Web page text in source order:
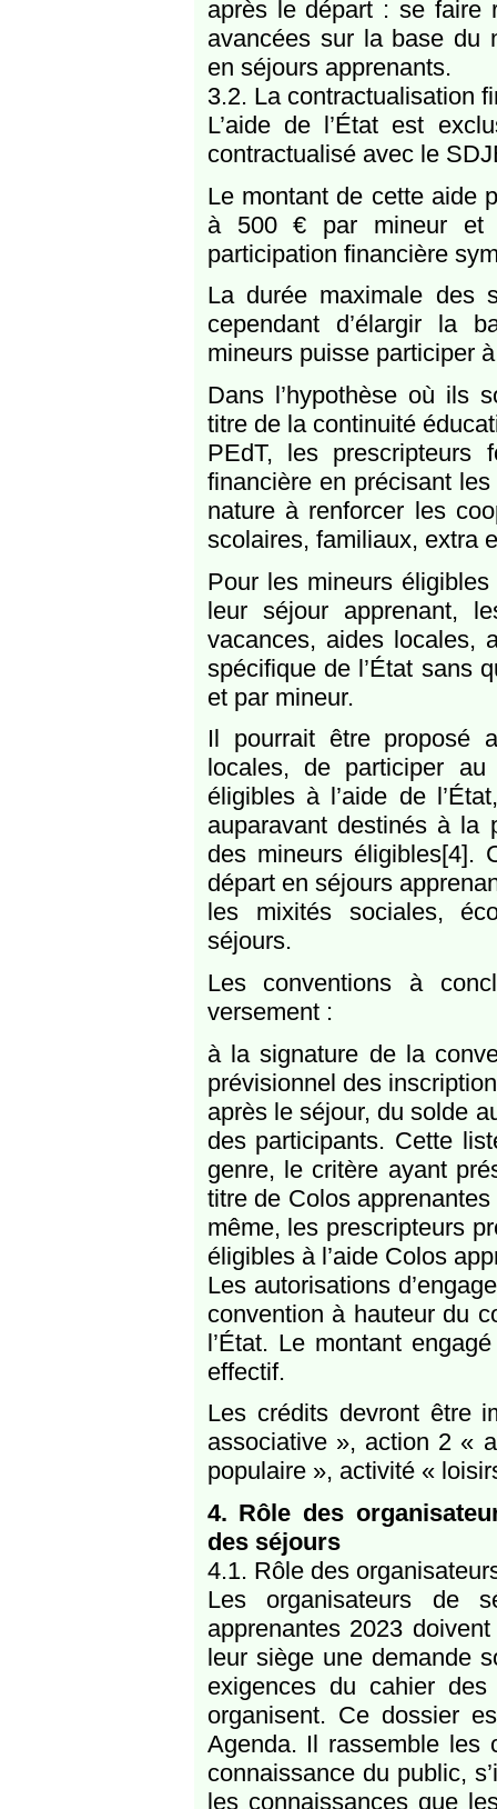
après le départ : se faire
avancées sur la base du
en séjours apprenants.
3.2. La contractualisation
L’aide de l’État est
contractualisé avec le
Le montant de cette aide
à 500 € par mineur et
participation financière
La durée maximale des
cependant d’élargir la
mineurs puisse participer
Dans l’hypothèse où ils
titre de la continuité
PEdT, les prescripteurs
financière en précisant
nature à renforcer les
scolaires, familiaux, extra
Pour les mineurs
leur séjour apprenant,
vacances, aides locales,
spécifique de l’État sans
et par mineur.
Il pourrait être proposé
locales, de participer
éligibles à l’aide de
auparavant destinés à la
des mineurs éligibles[4].
départ en séjours
les mixités sociales,
séjours.
Les conventions à
versement :
à la signature de la
prévisionnel des
après le séjour, du solde
des participants. Cette
genre, le critère ayant
titre de Colos
même, les prescripteurs
éligibles à l’aide Colos
Les autorisations
convention à hauteur du
l’État. Le montant
effectif.
Les crédits devront être
associative », action 2 «
populaire », activité «
4. Rôle des
des séjours
4.1. Rôle des
Les organisateurs de
apprenantes 2023
leur siège une demande
exigences du cahier
organisent. Ce dossier
Agenda. Il rassemble les
connaissance du public,
les connaissances que